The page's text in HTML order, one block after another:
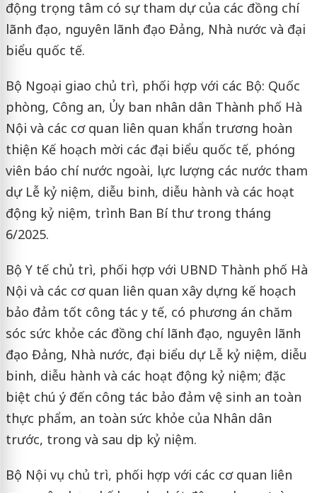
động trọng tâm có sự tham dự của các đồng chí
lãnh đạo, nguyên lãnh đạo Đảng, Nhà nước và đại
biểu quốc tế.
Bộ Ngoại giao chủ trì, phối hợp với các Bộ: Quốc
phòng, Công an, Ủy ban nhân dân Thành phố Hà
Nội và các cơ quan liên quan khẩn trương hoàn
thiện Kế hoạch mời các đại biểu quốc tế, phóng
viên báo chí nước ngoài, lực lượng các nước tham
dự Lễ kỷ niệm, diễu binh, diễu hành và các hoạt
động kỷ niệm, trình Ban Bí thư trong tháng
6/2025.
Bộ Y tế chủ trì, phối hợp với UBND Thành phố Hà
Nội và các cơ quan liên quan xây dựng kế hoạch
bảo đảm tốt công tác y tế, có phương án chăm
sóc sức khỏe các đồng chí lãnh đạo, nguyên lãnh
đạo Đảng, Nhà nước, đại biểu dự Lễ kỷ niệm, diễu
binh, diễu hành và các hoạt động kỷ niệm; đặc
biệt chú ý đến công tác bảo đảm vệ sinh an toàn
thực phẩm, an toàn sức khỏe của Nhân dân
trước, trong và sau dịp kỷ niệm.
Bộ Nội vụ chủ trì, phối hợp với các cơ quan liên